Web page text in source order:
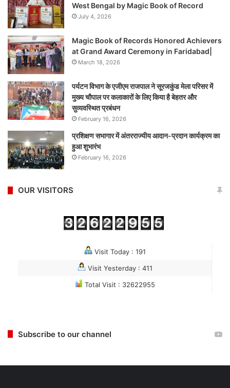
West Bengal by Magic Book of Record
July 4, 2026
Magic Book of Records Honored Achievers
at Grand Award Ceremony in Faridabad|
March 18, 2026
पर्यटन विभाग के एजीएम राजपाल ने सूरजकुंड मेला परिसर में
मुख्य चौपाल पर कलाकारों के लिए किया है बेहतर और
सुव्यवस्थित प्रबंधन
February 16, 2026
प्रशिक्षण सभागार में अंतरराज्यीय आदान-प्रदान कार्यक्रम का
हुआ शुभारंभ
February 16, 2026
OUR VISITORS
Visit Today : 191
Visit Yesterday : 411
Total Visit : 32622955
Subscribe to our channel